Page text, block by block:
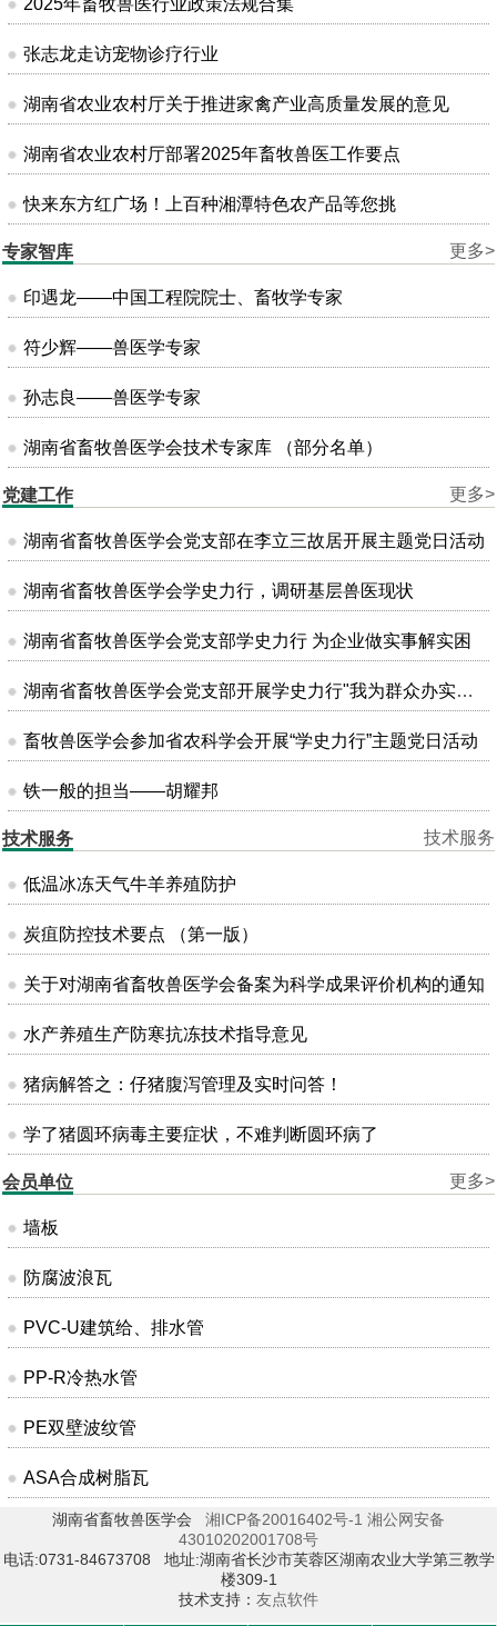
2025年畜牧兽医行业政策法规合集
张志龙走访宠物诊疗行业
湖南省农业农村厅关于推进家禽产业高质量发展的意见
湖南省农业农村厅部署2025年畜牧兽医工作要点
快来东方红广场！上百种湘潭特色农产品等您挑
更多>
专家智库
印遇龙——中国工程院院士、畜牧学专家
符少辉——兽医学专家
孙志良——兽医学专家
湖南省畜牧兽医学会技术专家库 （部分名单）
更多>
党建工作
湖南省畜牧兽医学会党支部在李立三故居开展主题党日活动
湖南省畜牧兽医学会学史力行，调研基层兽医现状
湖南省畜牧兽医学会党支部学史力行 为企业做实事解实困
湖南省畜牧兽医学会党支部开展学史力行"我为群众办实事"主题党日活动
畜牧兽医学会参加省农科学会开展“学史力行”主题党日活动
铁一般的担当——胡耀邦
技术服务
技术服务
低温冰冻天气牛羊养殖防护
炭疽防控技术要点 （第一版）
关于对湖南省畜牧兽医学会备案为科学成果评价机构的通知
水产养殖生产防寒抗冻技术指导意见
猪病解答之：仔猪腹泻管理及实时问答！
学了猪圆环病毒主要症状，不难判断圆环病了
更多>
会员单位
墙板
防腐波浪瓦
PVC-U建筑给、排水管
PP-R冷热水管
PE双壁波纹管
ASA合成树脂瓦
湖南省畜牧兽医学会 湘ICP备20016402号-1 湘公网安备
43010202001708号
电话:0731-84673708 地址:湖南省长沙市芙蓉区湖南农业大学第三教学
楼309-1
技术支持： 友点软件